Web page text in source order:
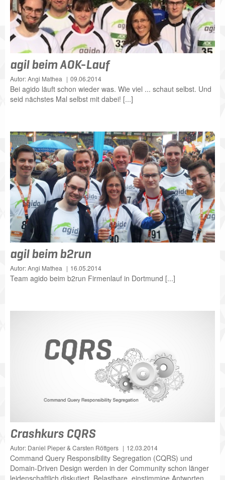
agil beim AOK-Lauf
Autor: Angi Mathea 09.06.2014
Bei agido läuft schon wieder was. Wie viel ... schaut selbst. Und
seid nächstes Mal selbst mit dabei! [...]
agil beim b2run
Autor: Angi Mathea 16.05.2014
Team agido beim b2run Firmenlauf in Dortmund [...]
Crashkurs CQRS
Autor: Daniel Pieper & Carsten Röttgers 12.03.2014
Command Query Responsibility Segregation (CQRS) und
Domain-Driven Design werden in der Community schon länger